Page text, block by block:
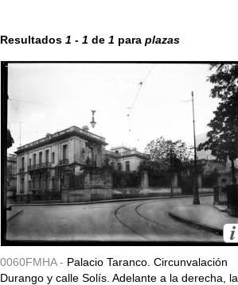
Resultados 1 - 1 de 1 para plazas
0060FMHA - Palacio Taranco. Circunvalación
Durango y calle Solís. Adelante a la derecha, la